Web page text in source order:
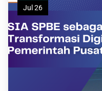
Jul 26